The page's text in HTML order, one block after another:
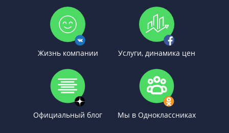
Жизнь компании Услуги, динамика цен
Официальный блог Мы в Одноклассниках